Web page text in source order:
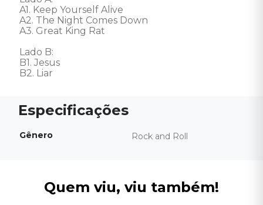
A1. Keep Yourself Alive
A2. The Night Comes Down
A3. Great King Rat
Lado B:
B1. Jesus
B2. Liar
Gênero Rock and Roll
Quem viu, viu também!